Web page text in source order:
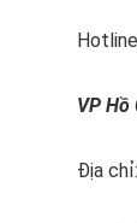
VP
Địa